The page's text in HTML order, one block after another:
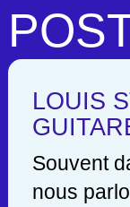
LOUIS
Souvent
nous